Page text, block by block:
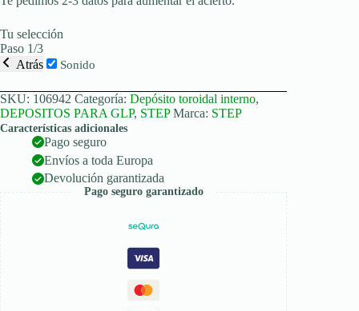
Tu selección
Paso 1/3
Atrás
Sonido
SKU: 106942 Categoría: Depósito toroidal interno,
DEPOSITOS PARA GLP, STEP Marca: STEP
Características adicionales
Pago seguro
Envíos a toda Europa
Devolución garantizada
Pago seguro garantizado